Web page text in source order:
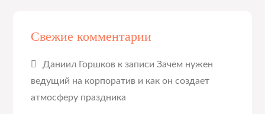
Свежие комментарии
Даниил Горшков к записиЗачем нужен
ведущий на корпоратив и как он создает
атмосферу праздника